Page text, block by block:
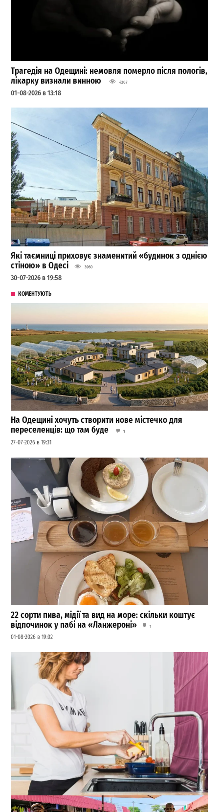
Трагедія на Одещині: немовля померло після пологів,
лікарку визнали винною
4207
01-08-2026 в 13:18
Які таємниці приховує знаменитий «будинок з однією
стіною» в Одесі
3960
30-07-2026 в 19:58
КОМЕНТУЮТЬ
На Одещині хочуть створити нове містечко для
переселенців: що там буде
1
27-07-2026 в 19:31
22 сорти пива, мідії та вид на море: скільки коштує
відпочинок у пабі на «Ланжероні»
1
01-08-2026 в 19:02
Що таке утилізатор харчових відходів і як він